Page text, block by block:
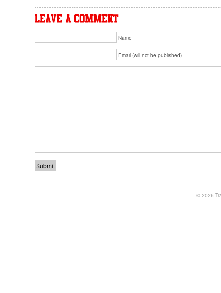
Name
Email (will not be published)
© 2026